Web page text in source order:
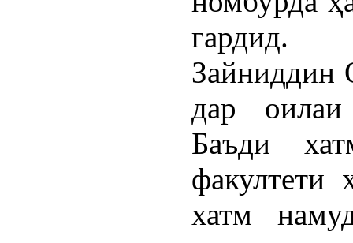
гардид.
Зайниддин
дар оилаи
Баъди
факултети
хатм